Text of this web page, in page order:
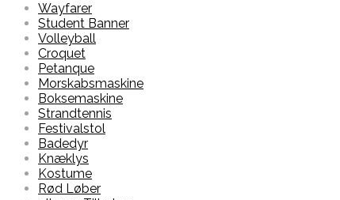
Wayfarer
Student Banner
Volleyball
Croquet
Petanque
Morskabsmaskine
Boksemaskine
Strandtennis
Festivalstol
Badedyr
Knæklys
Kostume
Rød Løber